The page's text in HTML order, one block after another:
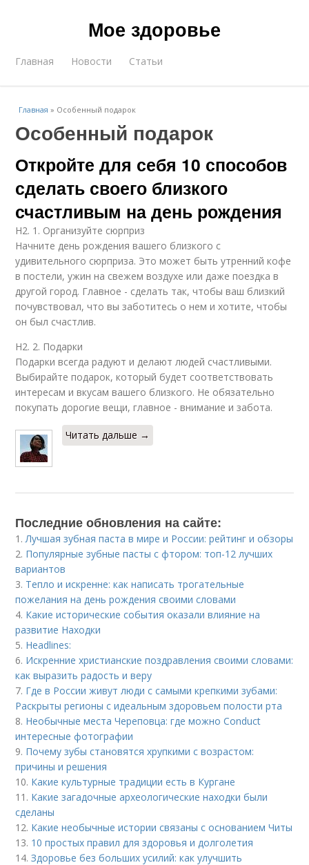
Мое здоровье
Главная Новости Статьи
Главная » Особенный подарок
Особенный подарок
Откройте для себя 10 способов
сделать своего близкого
счастливым на день рождения
H2. 1. Организуйте сюрприз
Начните день рождения вашего близкого с
удивительного сюрприза. Это может быть утренний кофе
в постели, ужин на свежем воздухе или даже поездка в
другой город. Главное - сделать так, чтобы ваш близкий
почувствовал, что вы заботитесь о нем и хотите, чтобы
он был счастлив.
H2. 2. Подарки
Подарки всегда радуют и делают людей счастливыми.
Выбирайте подарок, который будет соответствовать
интересам и вкусам вашего близкого. Не обязательно
покупать дорогие вещи, главное - внимание и забота.
Читать дальше →
Последние обновления на сайте:
1.Лучшая зубная паста в мире и России: рейтинг и обзоры
2. Популярные зубные пасты с фтором: топ-12 лучших
вариантов
3. Тепло и искренне: как написать трогательные
пожелания на день рождения своими словами
4. Какие исторические события оказали влияние на
развитие Находки
5. Headlines:
6. Искренние христианские поздравления своими словами:
как выразить радость и веру
7. Где в России живут люди с самыми крепкими зубами:
Раскрыты регионы с идеальным здоровьем полости рта
8. Необычные места Череповца: где можно Conduct
интересные фотографии
9. Почему зубы становятся хрупкими с возрастом:
причины и решения
10. Какие культурные традиции есть в Кургане
11. Какие загадочные археологические находки были
сделаны
12. Какие необычные истории связаны с основанием Читы
13. 10 простых правил для здоровья и долголетия
14.Здоровье без больших усилий: как улучшить